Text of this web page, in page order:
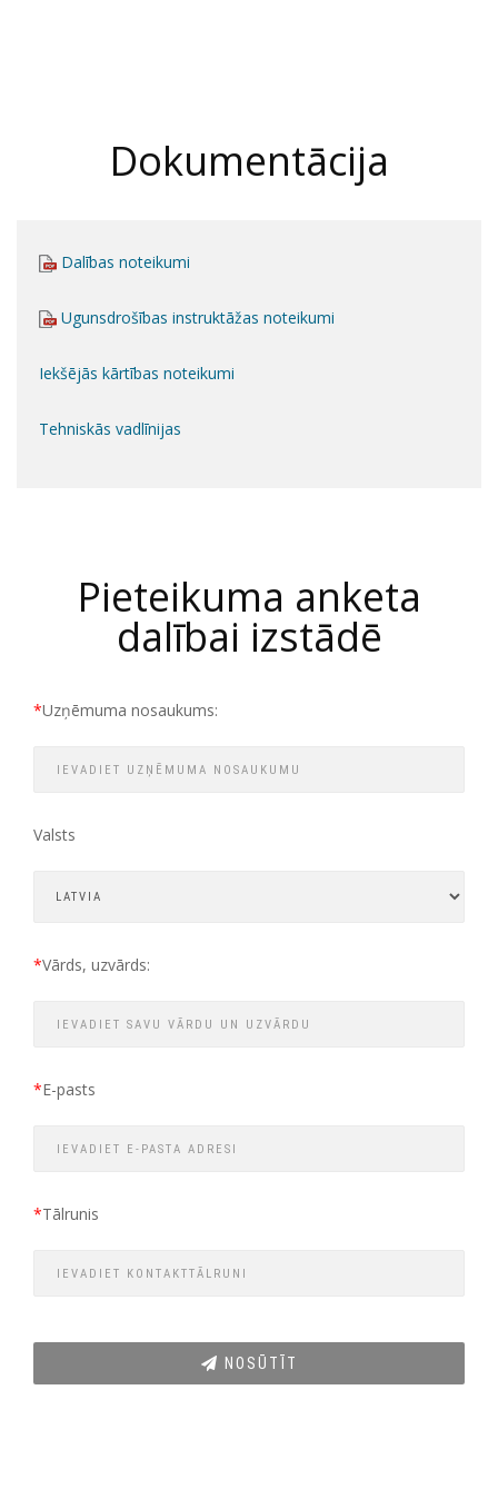
Dokumentācija
Dalības noteikumi
Ugunsdrošības instruktāžas noteikumi
Iekšējās kārtības noteikumi
Tehniskās vadlīnijas
Pieteikuma anketa
dalībai izstādē
*Uzņēmuma nosaukums:
Valsts
*Vārds, uzvārds:
*E-pasts
*Tālrunis
NOSŪTĪT